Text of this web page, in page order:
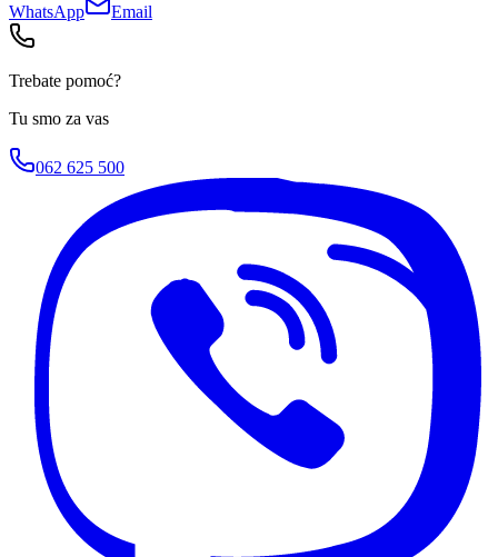
WhatsApp Email
Trebate pomoć?
Tu smo za vas
062 625 500